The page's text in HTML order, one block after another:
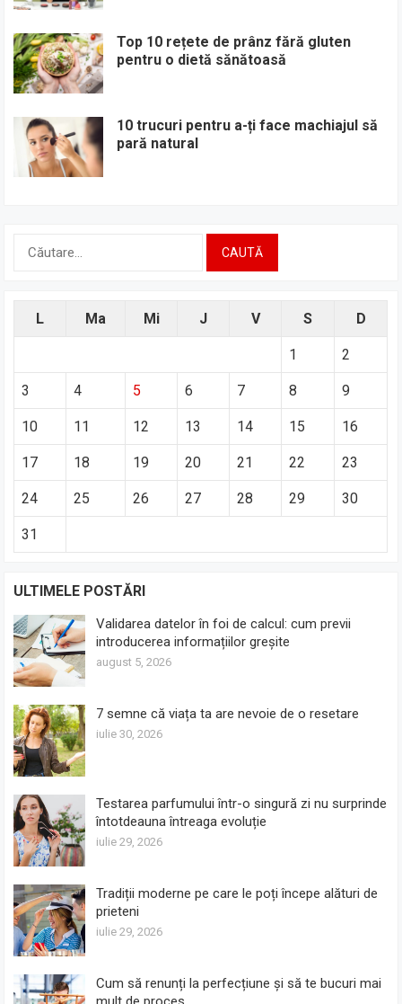
Top 10 rețete de prânz fără gluten
pentru o dietă sănătoasă
10 trucuri pentru a-ți face machiajul să
pară natural
L Ma Mi J V S D
1 2
3 4 5 6 7 8 9
10 11 12 13 14 15 16
17 18 19 20 21 22 23
24 25 26 27 28 29 30
31
ULTIMELE POSTĂRI
Validarea datelor în foi de calcul: cum previi
introducerea informațiilor greșite
august 5, 2026
7 semne că viața ta are nevoie de o resetare
iulie 30, 2026
Testarea parfumului într-o singură zi nu surprinde
întotdeauna întreaga evoluție
iulie 29, 2026
Tradiții moderne pe care le poți începe alături de
prieteni
iulie 29, 2026
Cum să renunți la perfecțiune și să te bucuri mai